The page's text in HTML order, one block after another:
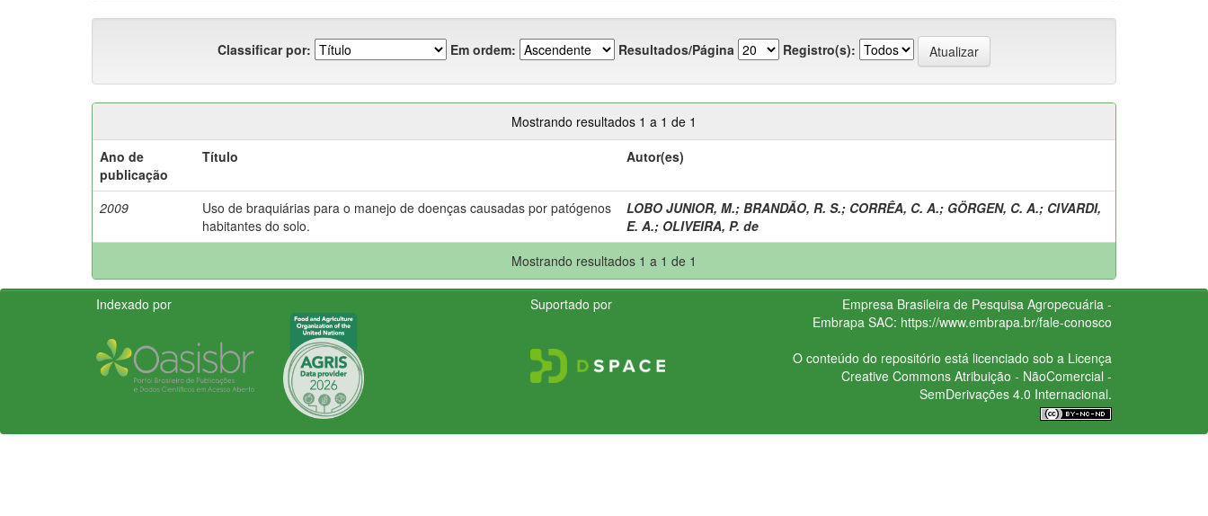
Classificar por: Em ordem: Resultados/Página Registro(s):
Mostrando resultados 1 a 1 de 1
Ano de
publicação
Título Autor(es)
2009
Uso de braquiárias para o manejo de doenças causadas por patógenos
habitantes do solo.
LOBO JUNIOR, M.; BRANDÃO, R. S.; CORRÊA, C. A.; GÖRGEN, C. A.; CIVARDI,
E. A.; OLIVEIRA, P. de
Mostrando resultados 1 a 1 de 1
Indexado por Suportado por
Empresa Brasileira de Pesquisa Agropecuária -
Embrapa SAC: https://www.embrapa.br/fale-conosco
O conteúdo do repositório está licenciado sob a Licença
Creative CommonsAtribuição - NãoComercial -
SemDerivações 4.0 Internacional.